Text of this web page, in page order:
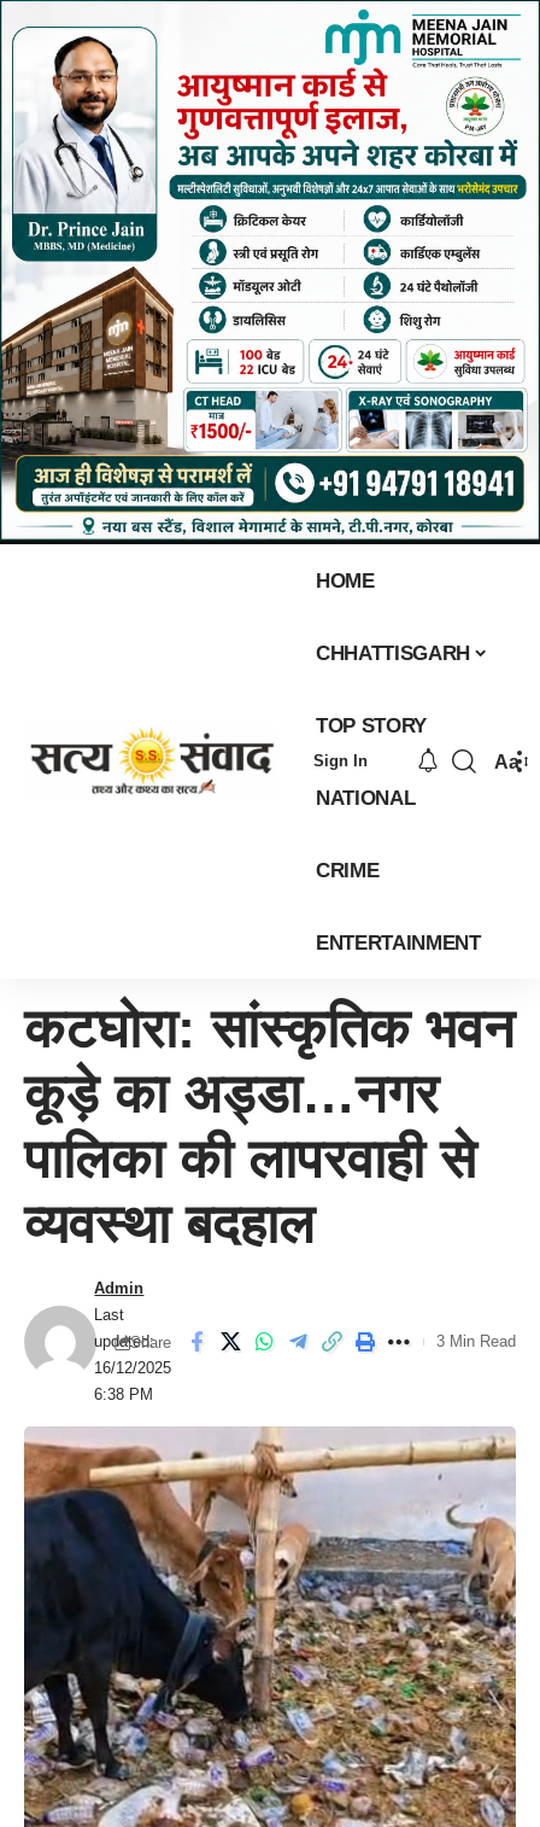
HOME
CHHATTISGARH
TOP STORY
NATIONAL
CRIME
ENTERTAINMENT
Sign In Aa
कटघोरा: सांस्कृतिक भवन
कूड़े का अड्डा…नगर
पालिका की लापरवाही से
व्यवस्था बदहाल
Last
updated:
16/12/2025
6:38 PM
Admin
Share 3 Min Read